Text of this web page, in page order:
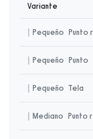
Variante
Pequeño Punto
Pequeño Punto
Pequeño Tela
Mediano Punto